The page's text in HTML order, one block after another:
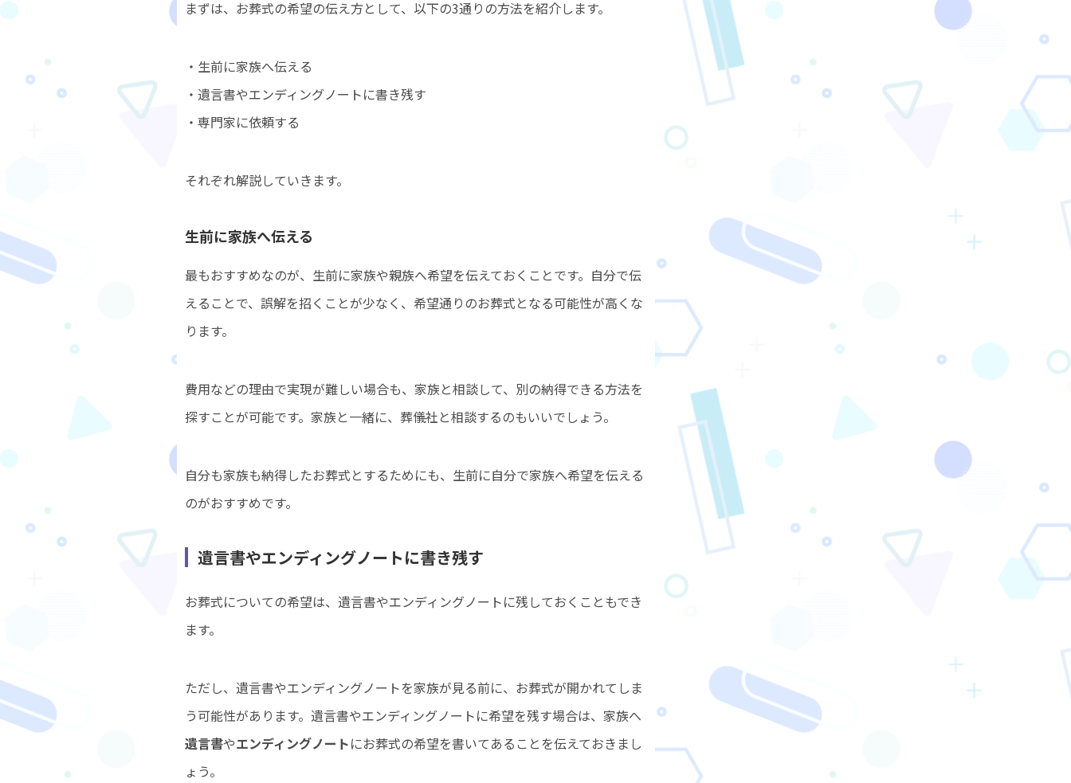
まずは、お葬式の希望の伝え方として、以下の3通りの方法を紹介します。
・生前に家族へ伝える
・遺言書やエンディングノートに書き残す
・専門家に依頼する
それぞれ解説していきます。
生前に家族へ伝える
最もおすすめなのが、生前に家族や親族へ希望を伝えておくことです。自分で伝
えることで、誤解を招くことが少なく、希望通りのお葬式となる可能性が高くな
ります。
費用などの理由で実現が難しい場合も、家族と相談して、別の納得できる方法を
探すことが可能です。家族と一緒に、葬儀社と相談するのもいいでしょう。
自分も家族も納得したお葬式とするためにも、生前に自分で家族へ希望を伝える
のがおすすめです。
遺言書やエンディングノートに書き残す
お葬式についての希望は、遺言書やエンディングノートに残しておくこともでき
ます。
ただし、遺言書やエンディングノートを家族が見る前に、お葬式が開かれてしま
う可能性があります。遺言書やエンディングノートに希望を残す場合は、家族へ
遺言書やエンディングノートにお葬式の希望を書いてあることを伝えておきまし
ょう。